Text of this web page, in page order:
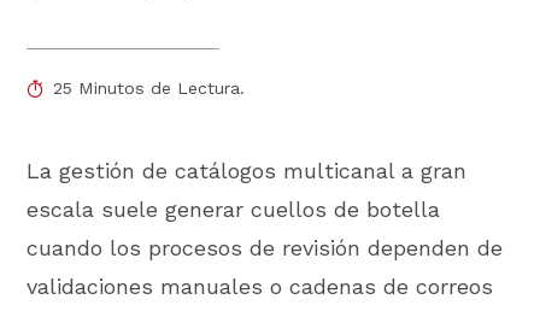
25 Minutos de Lectura.
La gestión de catálogos multicanal a gran
escala suele generar cuellos de botella
cuando los procesos de revisión dependen de
validaciones manuales o cadenas de correos